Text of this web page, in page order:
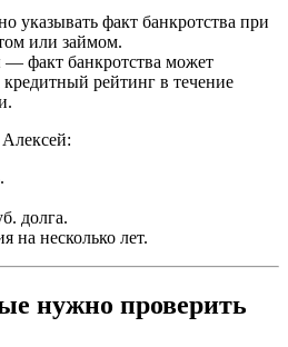
указывать факт банкротства при
или займом.
— факт банкротства может
кредитный рейтинг в течение
долга.
на несколько лет.
нужно проверить